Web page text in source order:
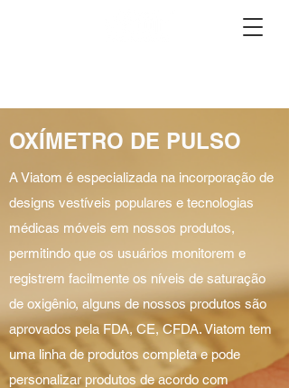
OXÍMETRO DE PULSO
A Viatom é especializada na incorporação de
designs vestíveis populares e tecnologias
médicas móveis em nossos produtos,
permitindo que os usuários monitorem e
registrem facilmente os níveis de saturação
de oxigênio, alguns de nossos produtos são
aprovados pela FDA, CE, CFDA. Viatom tem
uma linha de produtos completa e pode
personalizar produtos de acordo com